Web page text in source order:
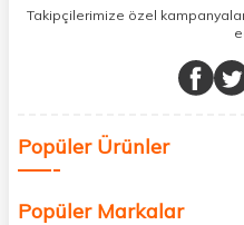
sunuyoruz.
buluşturuyor ve online alışveriş
Sağlık, güzellik ve iyi yaşam için
değer katmak
Takipçilerimize özel
Popüler Ürünler
Popüler Markalar